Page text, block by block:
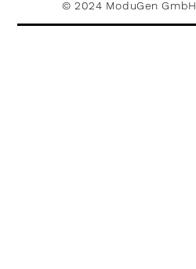
© 2024 ModuGen GmbH